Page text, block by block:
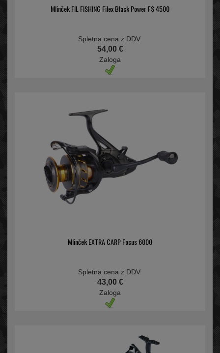
Mlinček FIL FISHING Filex Black Power FS 4500
Spletna cena z DDV:
54,00 €
Zaloga
Mlinček EXTRA CARP Focus 6000
Spletna cena z DDV:
43,00 €
Zaloga